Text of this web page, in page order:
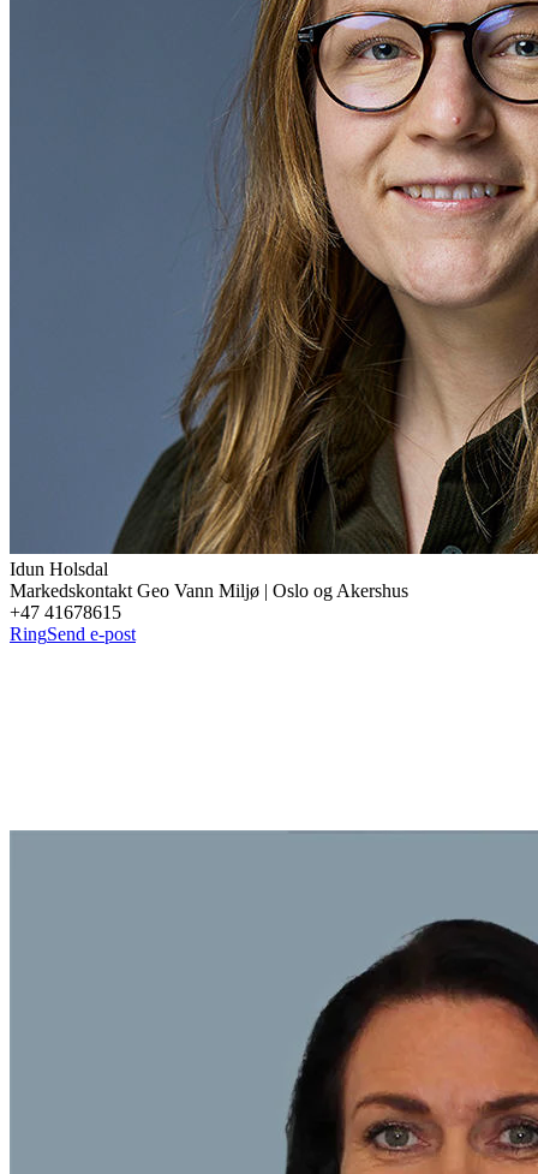
Idun Holsdal
Markedskontakt Geo Vann Miljø | Oslo og Akershus
+47 41678615
RingSend e-post